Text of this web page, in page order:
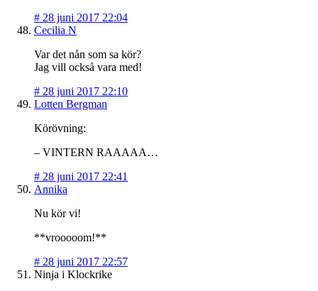
# 28 juni 2017 22:04
Cecilia N
Var det nån som sa kör?
Jag vill också vara med!
# 28 juni 2017 22:10
Lotten Bergman
Körövning:
– VINTERN RAAAAA…
# 28 juni 2017 22:41
Annika
Nu kör vi!
**vrooooom!**
# 28 juni 2017 22:57
Ninja i Klockrike